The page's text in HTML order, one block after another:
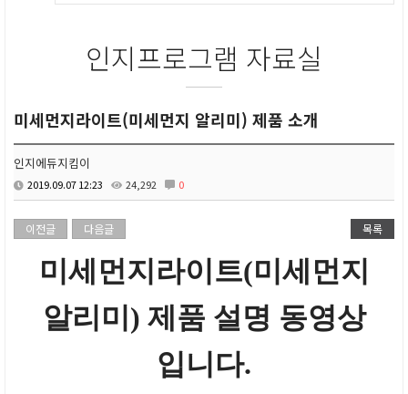
인지프로그램 자료실
미세먼지라이트(미세먼지 알리미) 제품 소개
인지에듀지킴이
2019.09.07 12:23 24,292 0
이전글 다음글 목록
미세먼지라이트(미세먼지
알리미) 제품 설명 동영상
입니다.